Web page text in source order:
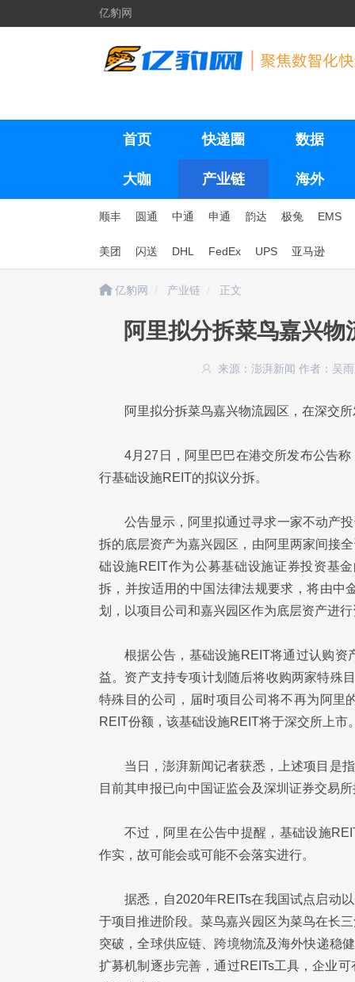
亿豹网
首页 快递圈 数据
大咖 产业链 海外
顺丰 圆通 中通 申通 韵达 极兔 EMS
美团 闪送 DHL FedEx UPS 亚马逊
亿豹网 产业链 正文
阿里拟分拆菜鸟嘉兴
来源：澎湃新闻 作者：吴
阿里拟分拆菜鸟嘉兴物流园区，在深交
4月27日，阿里巴巴在港交所发布公告
行基础设施REIT的拟议分拆。
公告显示，阿里拟通过寻求一家不动产
拆的底层资产为嘉兴园区，由阿里两家间接
础设施REIT作为公募基础设施证券投资基
拆，并按适用的中国法律法规要求，将由中
划，以项目公司和嘉兴园区作为底层资产进
根据公告，基础设施REIT将通过认购
益。资产支持专项计划随后将收购两家特殊
特殊目的公司，届时项目公司将不再为阿里
REIT份额，该基础设施REIT将于深交所上市
当日，澎湃新闻记者获悉，上述项目是
目前其申报已向中国证监会及深圳证券交易
不过，阿里在公告中提醒，基础设施
作实，故可能会或可能不会落实进行。
据悉，自2020年REITs在我国试点启动
于项目推进阶段。菜鸟嘉兴园区为菜鸟在长
突破，全球供应链、跨境物流及海外快递稳
扩募机制逐步完善，通过REITs工具，企业